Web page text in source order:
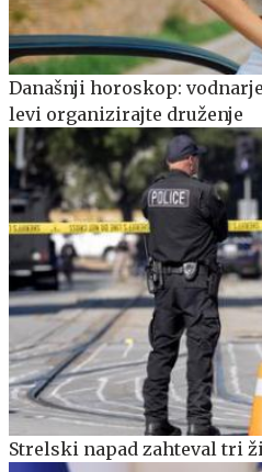
Današnji horoskop:
levi organizirajte druženje
Strelski napad zahteval tri